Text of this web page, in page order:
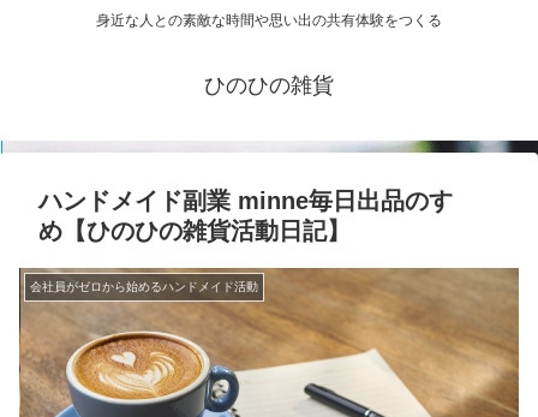
身近な人との素敵な時間や思い出の共有体験をつくる
ひのひの雑貨
ハンドメイド副業 minne毎日出品のすゝ
め【ひのひの雑貨活動日記】
会社員がゼロから始めるハンドメイド活動